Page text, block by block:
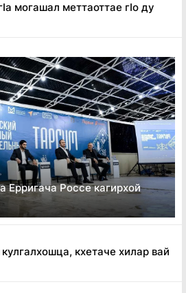
могашал меттаоттае гӏо ду
Ерригача Россе кагирхой
кхетаче хилар вай